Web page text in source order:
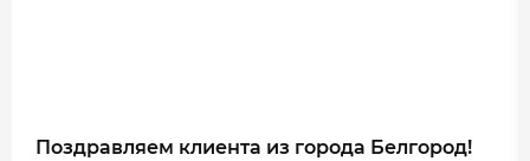
Поздравляем клиента из города Белгород!